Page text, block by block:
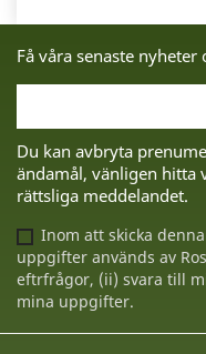
Få våra senaste
Du kan avbryta
ändamål, vänligen
rättsliga meddelandet.
Inom att skicka
uppgifter används av
eftrfrågor, (ii) svara till
mina uppgifter.